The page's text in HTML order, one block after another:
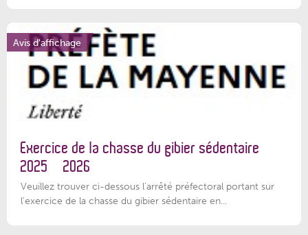
Avis d'affichage
Exercice de la chasse du gibier sédentaire
2025 – 2026
Veuillez trouver ci-dessous l'arrêté préfectoral portant sur
l'exercice de la chasse du gibier sédentaire en...